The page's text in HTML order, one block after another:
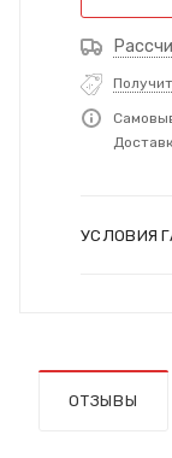
УСЛОВИЯ
ОТЗЫВЫ